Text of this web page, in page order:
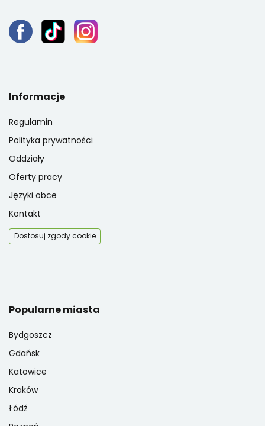
Informacje
Regulamin
Polityka prywatności
Oddziały
Oferty pracy
Języki obce
Kontakt
Dostosuj zgody cookie
Popularne miasta
Bydgoszcz
Gdańsk
Katowice
Kraków
Łódź